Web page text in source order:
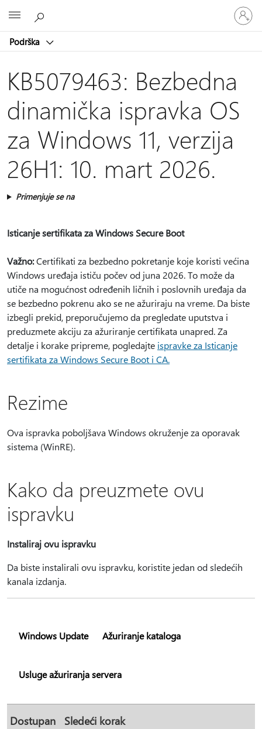
Podrška
Prijavite
se
na
KB5079463: Bezbedna
dinamička ispravka OS
za Windows 11, verzija
26H1: 10. mart 2026.
Primenjuje se na
Isticanje sertifikata za Windows Secure Boot
Važno:Certifikati za bezbedno pokretanje koje koristi većina
Windows uređaja ističu počev od juna 2026. To može da
utiče na mogućnost određenih ličnih i poslovnih uređaja da
se bezbedno pokrenu ako se ne ažuriraju na vreme. Da biste
izbegli prekid, preporučujemo da pregledate uputstva i
preduzmete akciju za ažuriranje certifikata unapred. Za
detalje i korake pripreme, pogledajte ispravke za Isticanje
sertifikata za Windows Secure Boot i CA.
Rezime
Ova ispravka poboljšava Windows okruženje za oporavak
sistema (WinRE).
Kako da preuzmete ovu
ispravku
Instaliraj ovu ispravku
Da biste instalirali ovu ispravku, koristite jedan od sledećih
kanala izdanja.
Windows Update Ažuriranje kataloga
Usluge ažuriranja servera
Dostupan Sledeći korak